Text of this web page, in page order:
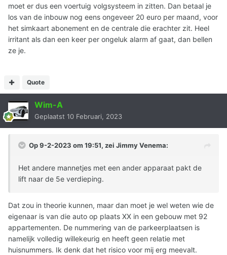
moet er dus een voertuig volgsysteem in zitten. Dan betaal je
los van de inbouw nog eens ongeveer 20 euro per maand, voor
het simkaart abonement en de centrale die erachter zit. Heel
irritant als dan een keer per ongeluk alarm af gaat, dan bellen
ze je.
Quote
Wim-A
Geplaatst 10 Februari, 2023
Op 9-2-2023 om 19:51, zei Jimmy Venema:
Het andere mannetjes met een ander apparaat pakt de
lift naar de 5e verdieping.
Dat zou in theorie kunnen, maar dan moet je wel weten wie de
eigenaar is van die auto op plaats XX in een gebouw met 92
appartementen. De nummering van de parkeerplaatsen is
namelijk volledig willekeurig en heeft geen relatie met
huisnummers. Ik denk dat het risico voor mij erg meevalt.